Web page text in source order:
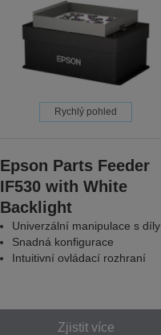
Rychlý pohled
Epson Parts Feeder
IF530 with White
Backlight
Univerzální manipulace s díly
Snadná konfigurace
Intuitivní ovládací rozhraní
Zjistit více